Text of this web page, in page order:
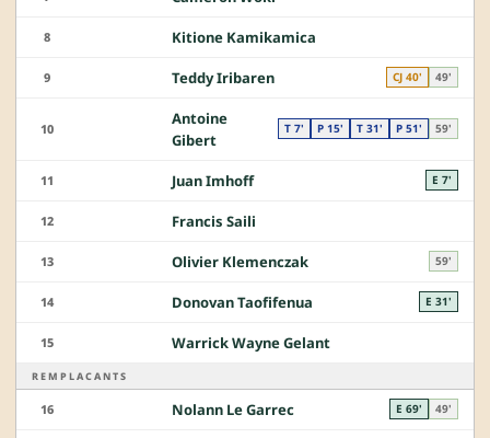
8 Kitione Kamikamica
9 Teddy Iribaren CJ 40' 49'
10
Antoine
Gibert
T 7' P 15' T 31' P 51' 59'
11 Juan Imhoff E 7'
12 Francis Saili
13 Olivier Klemenczak 59'
14 Donovan Taofifenua E 31'
15 Warrick Wayne Gelant
REMPLACANTS
16 Nolann Le Garrec E 69' 49'